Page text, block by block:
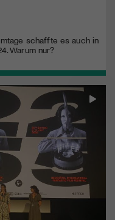
schaffte es auch in
Warum nur?